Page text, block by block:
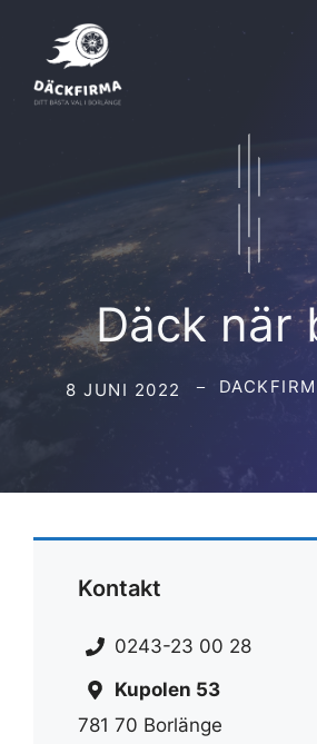
innehåll
Däck när
8 JUNI 2022
Kontakt
0243-23 00 28
Kupolen 53
781 70 Borlänge